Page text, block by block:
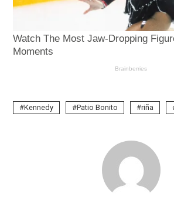
Kennedy Patio Bonito riña